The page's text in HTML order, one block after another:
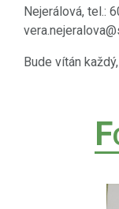
Nejerálová, tel.:
Bude vítán
F